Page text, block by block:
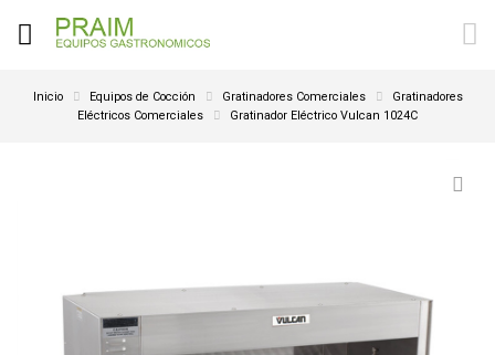
Inicio Equipos de Cocción Gratinadores Comerciales
Gratinadores
Eléctricos Comerciales
Gratinador Eléctrico Vulcan 1024C